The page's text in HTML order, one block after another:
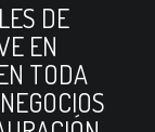
DE
EN
TODA